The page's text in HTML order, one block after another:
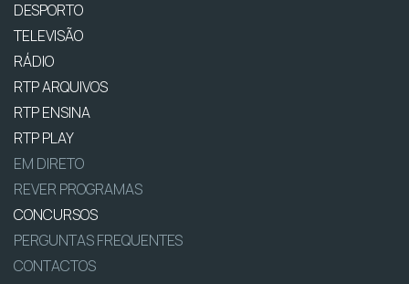
DESPORTO
TELEVISÃO
RÁDIO
RTP ARQUIVOS
RTP ENSINA
RTP PLAY
EM DIRETO
REVER PROGRAMAS
CONCURSOS
PERGUNTAS FREQUENTES
CONTACTOS